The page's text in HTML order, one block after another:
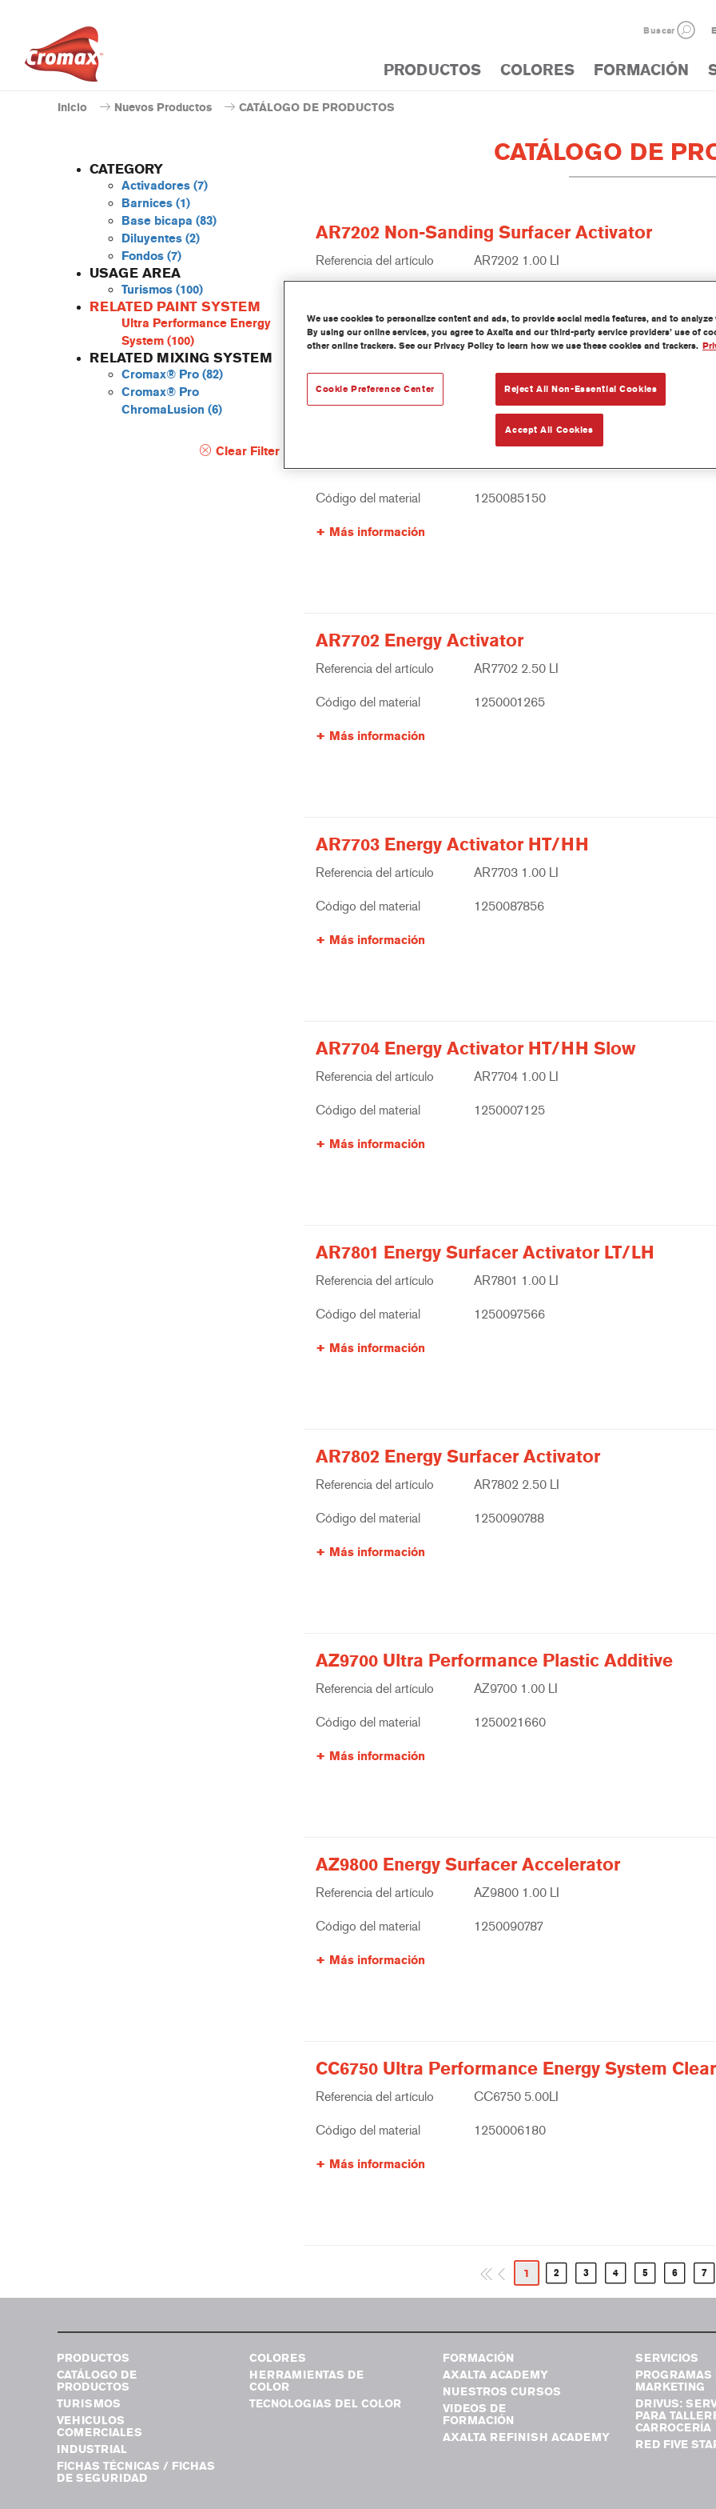
Buscar
PRODUCTOS COLORES FORMACIÓN
Inicio Nuevos Productos CATÁLOGO DE PRODUCTOS
CATEGORY
Activadores (7)
Barnices (1)
Base bicapa (83)
Diluyentes (2)
Fondos (7)
USAGE AREA
Turismos (100)
RELATED PAINT SYSTEM
Ultra Performance Energy
System (100)
RELATED MIXING SYSTEM
Cromax® Pro (82)
Cromax® Pro
ChromaLusion (6)
Clear Filter
CATÁLOGO DE
AR7202 Non-Sanding Surfacer Activator
Referencia del artículo AR7202 1.00 LI
Más información
AR7701 Energy Activator Fast
Referencia del artículo AR7701 1.00 LI
Código del material 1250085150
Más información
AR7702 Energy Activator
Referencia del artículo AR7702 2.50 LI
Código del material 1250001265
Más información
AR7703 Energy Activator HT/HH
Referencia del artículo AR7703 1.00 LI
Código del material 1250087856
Más información
AR7704 Energy Activator HT/HH Slow
Referencia del artículo AR7704 1.00 LI
Código del material 1250007125
Más información
AR7801 Energy Surfacer Activator LT/LH
Referencia del artículo AR7801 1.00 LI
Código del material 1250097566
Más información
AR7802 Energy Surfacer Activator
Referencia del artículo AR7802 2.50 LI
Código del material 1250090788
Más información
AZ9700 Ultra Performance Plastic Additive
Referencia del artículo AZ9700 1.00 LI
Código del material 1250021660
Más información
AZ9800 Energy Surfacer Accelerator
Referencia del artículo AZ9800 1.00 LI
Código del material 1250090787
Más información
CC6750 Ultra Performance Energy System Clear
Referencia del artículo CC6750 5.00LI
Código del material 1250006180
Más información
1 2 3 4 5 6 7
PRODUCTOS
CATÁLOGO DE
PRODUCTOS
TURISMOS
VEHICULOS
COMERCIALES
INDUSTRIAL
FICHAS TÉCNICAS / FICHAS
DE SEGURIDAD
COLORES
HERRAMIENTAS DE
COLOR
TECNOLOGIAS DEL COLOR
FORMACIÓN
AXALTA ACADEMY
NUESTROS CURSOS
VIDEOS DE
FORMACIÓN
AXALTA REFINISH ACADEMY
SERVICIOS
PROGRAMAS
MARKETING
DRIVUS:
PARA
CARROCERÍA
RED FIVE
We use cookies to personalize content and ads, to provide social media features, and to
By using our online services, you agree to Axalta and our third-party service providers’ use of
other online trackers. See our Privacy Policy to learn how we use these cookies and trackers.
Reject All Non-Essential Cookies
Accept All Cookies
Cookie Preference Center